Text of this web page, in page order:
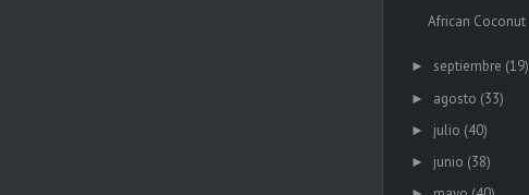
African Coconut
► septiembre (19)
► agosto (33)
► julio (40)
► junio (38)